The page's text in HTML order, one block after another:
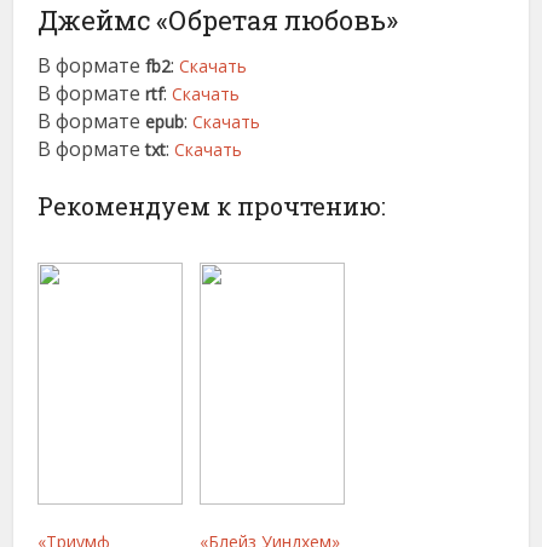
Джеймс «Обретая любовь»
В форматеfb2:Скачать
В форматеrtf:Скачать
В форматеepub:Скачать
В форматеtxt:Скачать
Рекомендуем к прочтению:
«Триумф
«Блейз Уиндхем»